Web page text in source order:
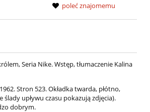
poleć znajomemu
Seria Nike. Wstęp, tłumaczenie Kalina
Stron 523. Okładka twarda, płótno,
upływu czasu pokazują zdjęcia).
dobrym.